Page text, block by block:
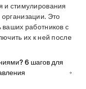
и стимулирования
Это
ваших работников с
их к ней после
6 шагов для